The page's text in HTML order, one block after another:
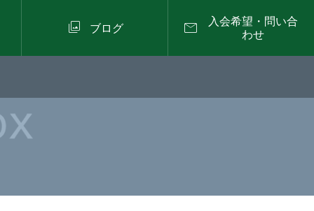
 ブログ 
入会希望・問い合
わせ